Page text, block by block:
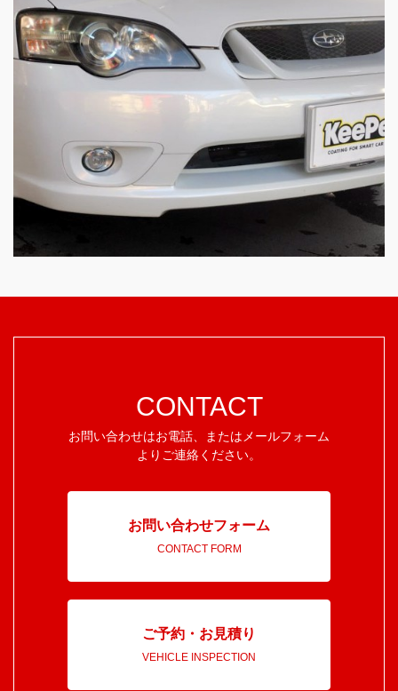
CONTACT
お問い合わせはお電話、またはメールフォーム
よりご連絡ください。
お問い合わせフォーム
CONTACT FORM
ご予約・お見積り
VEHICLE INSPECTION